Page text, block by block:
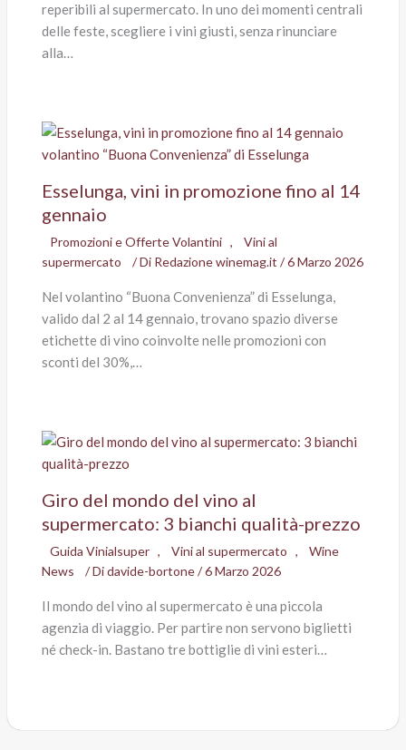
reperibili al supermercato. In uno dei momenti centrali
delle feste, scegliere i vini giusti, senza rinunciare
alla…
Esselunga, vini in promozione fino al 14
gennaio
Promozioni e Offerte Volantini ,
Vini al
supermercato
/ Di Redazione winemag.it /6 Marzo 2026
Nel volantino “Buona Convenienza” di Esselunga,
valido dal 2 al 14 gennaio, trovano spazio diverse
etichette di vino coinvolte nelle promozioni con
sconti del 30%,…
Giro del mondo del vino al
supermercato: 3 bianchi qualità-prezzo
Guida Vinialsuper , Vini al supermercato ,
Wine
News
/ Didavide-bortone/6 Marzo 2026
Il mondo del vino al supermercato è una piccola
agenzia di viaggio. Per partire non servono biglietti
né check-in. Bastano tre bottiglie di vini esteri…